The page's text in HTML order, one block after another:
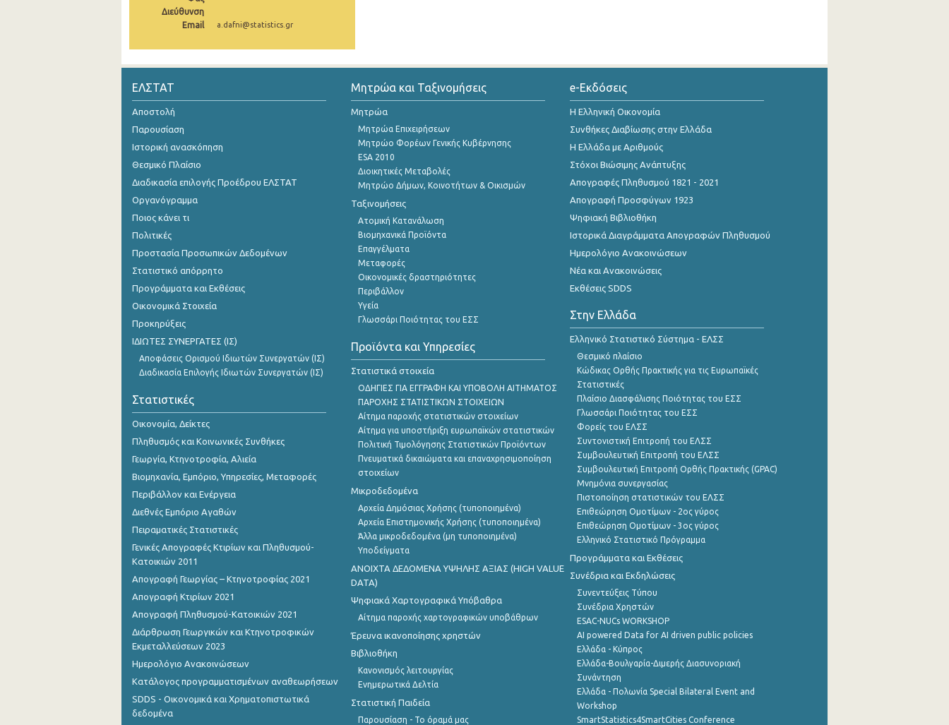
2004
Διεύθυνση
Email
a.dafni@statistics.gr
ΕΛΣΤΑΤ
Αποστολή
Παρουσίαση
Ιστορική ανασκόπηση
Θεσμικό Πλαίσιο
Διαδικασία επιλογής Προέδρου ΕΛΣΤΑΤ
Οργανόγραμμα
Ποιος κάνει τι
Πολιτικές
Προστασία Προσωπικών Δεδομένων
Στατιστικό απόρρητο
Προγράμματα και Εκθέσεις
Οικονομικά Στοιχεία
Προκηρύξεις
ΙΔΙΩΤΕΣ ΣΥΝΕΡΓΑΤΕΣ (ΙΣ)
Αποφάσεις Ορισμού Ιδιωτών Συνεργατών (ΙΣ)
Διαδικασία Επιλογής Ιδιωτών Συνεργατών (ΙΣ)
Στατιστικές
Οικονομία, Δείκτες
Πληθυσμός και Κοινωνικές Συνθήκες
Γεωργία, Κτηνοτροφία, Αλιεία
Βιομηχανία, Εμπόριο, Υπηρεσίες, Μεταφορές
Περιβάλλον και Ενέργεια
Διεθνές Εμπόριο Αγαθών
Πειραματικές Στατιστικές
Γενικές Απογραφές Κτιρίων και Πληθυσμού-
Κατοικιών 2011
Απογραφή Γεωργίας – Κτηνοτροφίας 2021
Απογραφή Κτιρίων 2021
Απογραφή Πληθυσμού-Κατοικιών 2021
Διάρθρωση Γεωργικών και Κτηνοτροφικών
Εκμεταλλεύσεων 2023
Ημερολόγιο Ανακοινώσεων
Κατάλογος προγραμματισμένων αναθεωρήσεων
SDDS - Οικονομικά και Χρηματοπιστωτικά
δεδομένα
Μητρώα και Ταξινομήσεις
Μητρώα
Μητρώα Επιχειρήσεων
Μητρώο Φορέων Γενικής Κυβέρνησης
ESA 2010
Διοικητικές Μεταβολές
Μητρώο Δήμων, Κοινοτήτων & Οικισμών
Ταξινομήσεις
Ατομική Κατανάλωση
Βιομηχανικά Προϊόντα
Επαγγέλματα
Μεταφορές
Οικονομικές δραστηριότητες
Περιβάλλον
Υγεία
Γλωσσάρι Ποιότητας του ΕΣΣ
Προϊόντα και Υπηρεσίες
Στατιστικά στοιχεία
ΟΔΗΓΙΕΣ ΓΙΑ ΕΓΓΡΑΦΗ ΚΑΙ ΥΠΟΒΟΛΗ ΑΙΤΗΜΑΤΟΣ
ΠΑΡΟΧΗΣ ΣΤΑΤΙΣΤΙΚΩΝ ΣΤΟΙΧΕΙΩΝ
Αίτημα παροχής στατιστικών στοιχείων
Αίτημα για υποστήριξη ευρωπαϊκών στατιστικών
Πολιτική Τιμολόγησης Στατιστικών Προϊόντων
Πνευματικά δικαιώματα και επαναχρησιμοποίηση
στοιχείων
Μικροδεδομένα
Αρχεία Δημόσιας Χρήσης (τυποποιημένα)
Αρχεία Επιστημονικής Χρήσης (τυποποιημένα)
Άλλα μικροδεδομένα (μη τυποποιημένα)
Υποδείγματα
ANOIXTA ΔΕΔΟΜΕΝΑ ΥΨΗΛΗΣ ΑΞΙΑΣ (HIGH VALUE
DATA)
Ψηφιακά Χαρτογραφικά Υπόβαθρα
Αίτημα παροχής χαρτογραφικών υποβάθρων
Έρευνα ικανοποίησης χρηστών
Βιβλιοθήκη
Κανονισμός λειτουργίας
Ενημερωτικά Δελτία
Στατιστική Παιδεία
Παρουσίαση - Το όραμά μας
e-Εκδόσεις
Η Ελληνική Οικονομία
Συνθήκες Διαβίωσης στην Ελλάδα
Η Ελλάδα με Αριθμούς
Στόχοι Βιώσιμης Ανάπτυξης
Απογραφές Πληθυσμού 1821 - 2021
Απογραφή Προσφύγων 1923
Ψηφιακή Βιβλιοθήκη
Ιστορικά Διαγράμματα Απογραφών Πληθυσμού
Ημερολόγιο Ανακοινώσεων
Νέα και Ανακοινώσεις
Εκθέσεις SDDS
Στην Ελλάδα
Ελληνικό Στατιστικό Σύστημα - ΕΛΣΣ
Θεσμικό πλαίσιο
Κώδικας Ορθής Πρακτικής για τις Ευρωπαϊκές
Στατιστικές
Πλαίσιο Διασφάλισης Ποιότητας του ΕΣΣ
Γλωσσάρι Ποιότητας του ΕΣΣ
Φορείς του ΕΛΣΣ
Συντονιστική Επιτροπή του ΕΛΣΣ
Συμβουλευτική Επιτροπή του ΕΛΣΣ
Συμβουλευτική Επιτροπή Ορθής Πρακτικής (GPAC)
Μνημόνια συνεργασίας
Πιστοποίηση στατιστικών του ΕΛΣΣ
Επιθεώρηση Ομοτίμων - 2ος γύρος
Επιθεώρηση Ομοτίμων - 3ος γύρος
Ελληνικό Στατιστικό Πρόγραμμα
Προγράμματα και Εκθέσεις
Συνέδρια και Εκδηλώσεις
Συνεντεύξεις Τύπου
Συνέδρια Χρηστών
ESAC-NUCs WORKSHOP
AI powered Data for AI driven public policies
Ελλάδα - Κύπρος
Ελλάδα-Βουλγαρία-Διμερής Διασυνοριακή
Συνάντηση
Ελλάδα - Πολωνία Special Bilateral Event and
Workshop
SmartStatistics4SmartCities Conference